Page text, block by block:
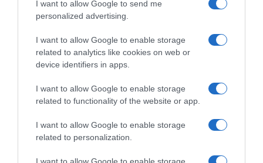
I want to allow Google to send me
personalized advertising.
I want to allow Google to enable storage
related to analytics like cookies on web or
device identifiers in apps.
I want to allow Google to enable storage
related to functionality of the website or app.
I want to allow Google to enable storage
related to personalization.